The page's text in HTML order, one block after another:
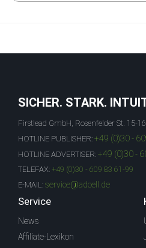
SICHER. STARK.
Firstlead GmbH, Rosenfelder St. 15-
HOTLINE PUBLISHER: +49 (0)30 -
HOTLINE ADVERTISER: +49 (0)30 -
TELEFAX: +49 (0)30 - 609 83 61-99
E-MAIL: service@adcell.de
Service
News
Affiliate-Lexikon